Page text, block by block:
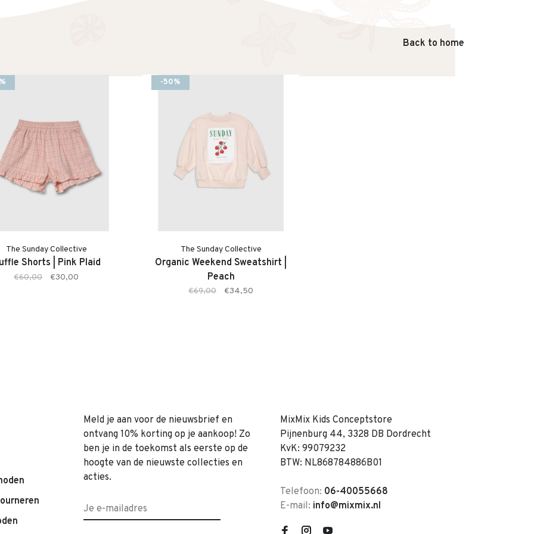
Back to home
The Sunday Collective
Shorts | Pink Plaid
€60,00 €30,00
-50%
The Sunday Collective
Organic Weekend Sweatshirt |
Peach
€69,00 €34,50
Meld je aan voor de nieuwsbrief en
ontvang 10% korting op je aankoop! Zo
ben je in de toekomst als eerste op de
hoogte van de nieuwste collecties en
acties.
MixMix Kids Conceptstore
Pijnenburg 44, 3328 DB Dordrecht
KvK: 99079232
BTW: NL868784886B01
Telefoon: 06-40055668
E-mail: info@mixmix.nl